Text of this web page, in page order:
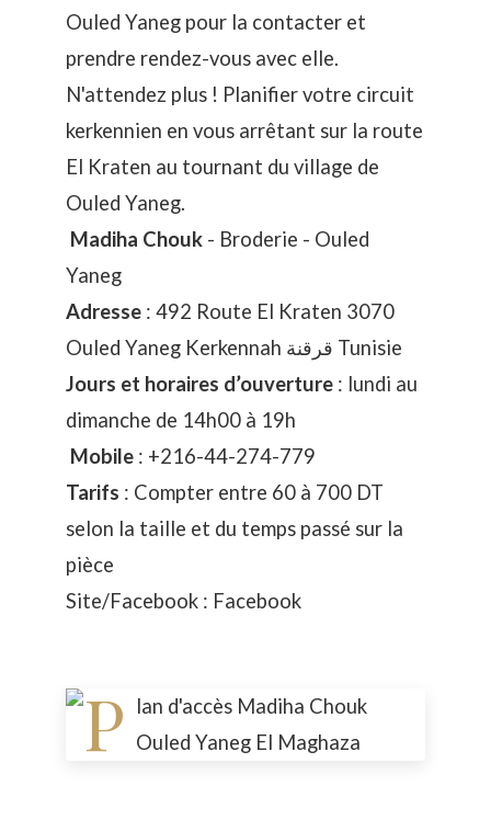
Ouled Yaneg pour la contacter et
prendre rendez-vous avec elle.
N'attendez plus ! Planifier votre circuit
kerkennien en vous arrêtant sur la route
El Kraten au tournant du village de
Ouled Yaneg.
Madiha Chouk - Broderie - Ouled
Yaneg
Adresse : 492 Route El Kraten 3070
Ouled Yaneg Kerkennah قرقنة Tunisie
Jours et horaires d’ouverture : lundi au
dimanche de 14h00 à 19h
Mobile : +216-44-274-779
Tarifs : Compter entre 60 à 700 DT
selon la taille et du temps passé sur la
pièce
Site/Facebook : Facebook